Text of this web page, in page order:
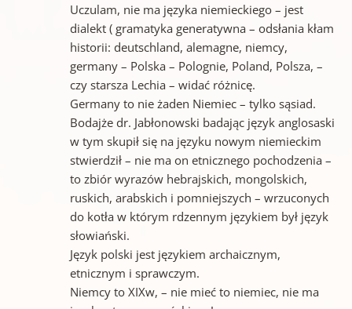
Uczulam, nie ma języka niemieckiego – jest
dialekt ( gramatyka generatywna – odsłania kłam
historii: deutschland, alemagne, niemcy,
germany – Polska – Polognie, Poland, Polsza, –
czy starsza Lechia – widać różnicę.
Germany to nie żaden Niemiec – tylko sąsiad.
Bodajże dr. Jabłonowski badając język anglosaski
w tym skupił się na języku nowym niemieckim
stwierdził – nie ma on etnicznego pochodzenia –
to zbiór wyrazów hebrajskich, mongolskich,
ruskich, arabskich i pomniejszych – wrzuconych
do kotła w którym rdzennym językiem był język
słowiański.
Język polski jest językiem archaicznym,
etnicznym i sprawczym.
Niemcy to XIXw, – nie mieć to niemiec, nie ma